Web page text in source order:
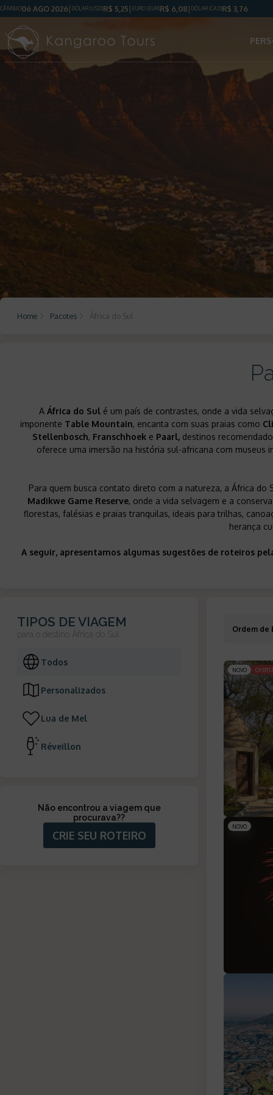
CÂMBIO06 AGO 2026 DÓLAR(USD)R$ 5,25 EURO (EUR)R$ 6,08 DÓLAR(CAD)R$ 3,76
Home Pacotes África do Sul
AÁfrica do Sul é um país de contrastes, onde a vida
imponente Table Mountain, encanta com suas praias como
Stellenbosch, Franschhoek e Paarl, destinos
oferece uma imersão na história sul-africana com museus
Para quem busca contato direto com a natureza, a África
Madikwe Game Reserve, onde a vida selvagem e a
florestas, falésias e praias tranquilas, ideais para trilhas,
herança
A seguir, apresentamos algumas sugestões de roteiros
TIPOS DE VIAGEM
para o destino África do Sul
Todos
Personalizados
Lua de Mel
Réveillon
Não encontrou a viagem que
procurava??
CRIE SEU ROTEIRO
Ordem de
NOVO
NOVO